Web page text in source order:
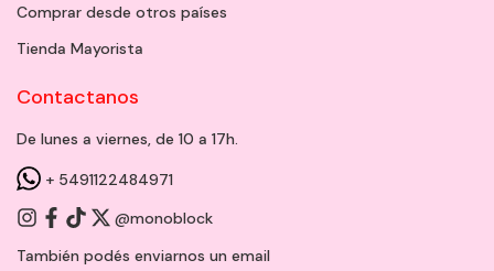
Comprar desde otros países
Tienda Mayorista
Contactanos
De lunes a viernes, de 10 a 17h.
+ 5491122484971
@monoblock
También podés enviarnos un email